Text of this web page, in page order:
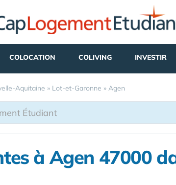
COLOCATION COLIVING INVESTIR
Aquitaine » Lot-et-Garonne » Agen
à Agen 47000